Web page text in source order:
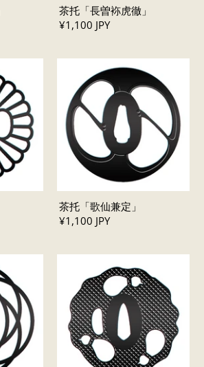
茶托「長曽袮虎徹」
¥1,100 JPY
茶托「歌仙兼定」
¥1,100 JPY